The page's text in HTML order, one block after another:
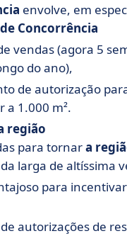
envolve, em
Concorrência
vendas (agora 5
do ano),
de autorização
a 1.000 m².
região
para tornara
larga de altíssima
para
autorizações de